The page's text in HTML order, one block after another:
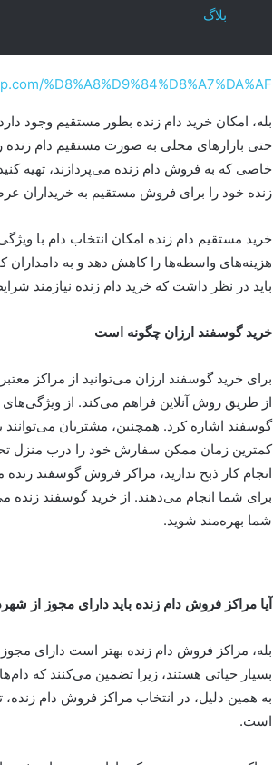
بلاگ
%D8%A8%D9%84%D8%A7%DA%AF/
بله، امکان خرید دام زنده بطور مستقیم وجود
حتی بازارهای محلی به صورت مستقیم دام زنده
خاصی که به فروش دام زنده می‌پردازند، تهیه
زنده خود را برای فروش مستقیم به خریداران
خرید مستقیم دام زنده امکان انتخاب دام با
هزینه‌های واسطه‌ها را کاهش دهد و به
باید در نظر داشت که خرید دام زنده نیازمند
خرید گوسفند ارزان چگونه است
برای خرید گوسفند ارزان می‌توانید از مراکز
از طریق روش آنلاین فراهم می‌کند. از
گوسفند اشاره کرد. همچنین، مشتریان
کمترین زمان ممکن سفارش خود را درب منزل
انجام کار ذبح ندارید، مراکز فروش گوسفند
برای شما انجام می‌دهند. از خرید گوسفند زنده
شما بهره‌مند شوید.
آیا مراکز فروش دام زنده باید دارای مجوز از
بله، مراکز فروش دام زنده بهتر است دارای
بسیار حیاتی هستند، زیرا تضمین می‌کنند که
به همین دلیل، در انتخاب مراکز فروش دام
است.